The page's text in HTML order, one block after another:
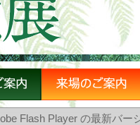
Flash Player の最新バー